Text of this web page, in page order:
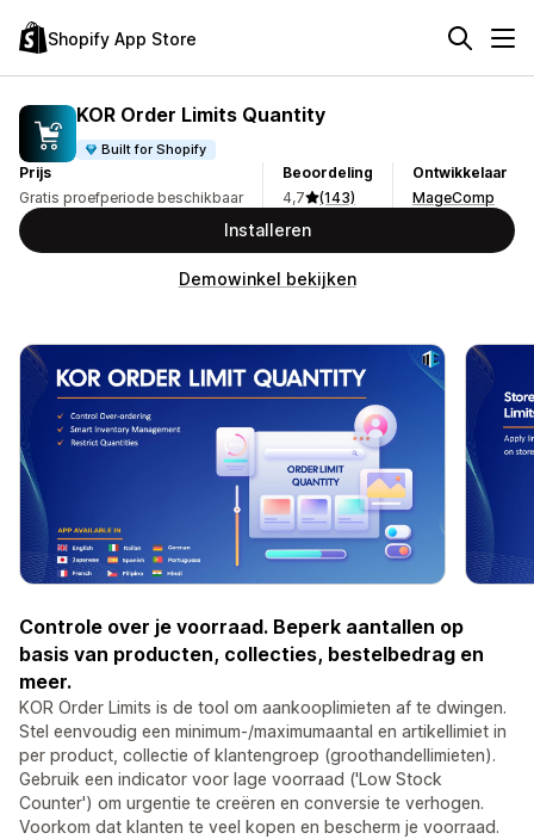
Shopify App Store
KOR Order Limits Quantity
Built for Shopify
Prijs
Gratis proefperiode beschikbaar
Beoordeling
4,7
(143)
Ontwikkelaar
MageComp
Installeren
Demowinkel bekijken
Controle over je voorraad. Beperk aantallen op
basis van producten, collecties, bestelbedrag en
meer.
KOR Order Limits is de tool om aankooplimieten af te dwingen.
Stel eenvoudig een minimum-/maximumaantal en artikellimiet in
per product, collectie of klantengroep (groothandellimieten).
Gebruik een indicator voor lage voorraad ('Low Stock
Counter') om urgentie te creëren en conversie te verhogen.
Voorkom dat klanten te veel kopen en bescherm je voorraad.